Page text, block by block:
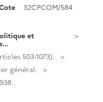
32CPCOM/584
et
503-1073).
général.
.